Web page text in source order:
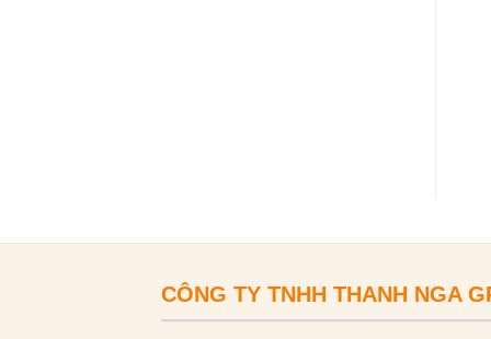
CÔNG TY TNHH THANH NGA